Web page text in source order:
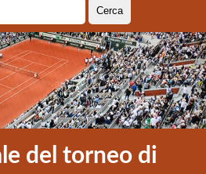
del torneo di